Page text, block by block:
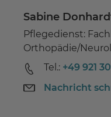
Sabine
Pflegedienst:
Orthopädie/
Tel.: +49 921
Nachricht